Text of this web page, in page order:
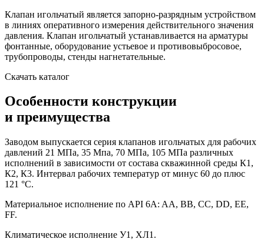
Клапан игольчатый является запорно-разрядным устройством
в линиях оперативного измерения действительного значения
давления. Клапан игольчатый устанавливается на арматуры
фонтанные, оборудование устьевое и противовыбросовое,
трубопроводы, стенды нагнетательные.
Скачать каталог
Особенности конструкции
и преимущества
Заводом выпускается серия клапанов игольчатых для рабочих
давлений 21 МПа, 35 Мпа, 70 МПа, 105 МПа различных
исполнений в зависимости от состава скважинной среды К1,
К2, К3. Интервал рабочих температур от минус 60 до плюс
121 °C.
Материальное исполнение по API 6A: AA, BB, CC, DD, EE,
FF.
Климатическое исполнение У1, ХЛ1.